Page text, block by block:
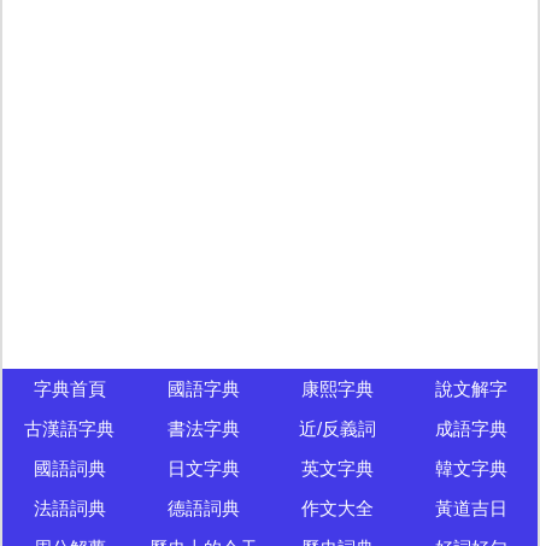
字典首頁 國語字典 康熙字典
說文解字
古漢語字典
書法字典 近/反義詞
成語字典
國語詞典
日文字典 英文字典
韓文字典
法語詞典
德語詞典 作文大全
黃道吉日